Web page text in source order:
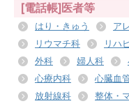
[電話帳]医者等
はり・きゅう ア
リウマチ科
リハ
外科
婦人科
心療内科
心臓血
放射線科
整体・